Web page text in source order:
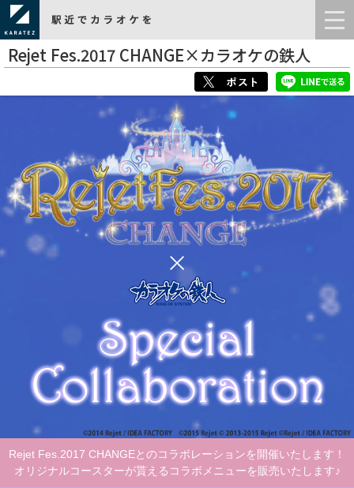
Rejet Fes.2017 CHANGE×カラオケの鉄人
Rejet Fes.2017 CHANGEとのコラボレーションを開催いたします！
オリジナルコースターが貰えるコラボメニューを販売いたします♪